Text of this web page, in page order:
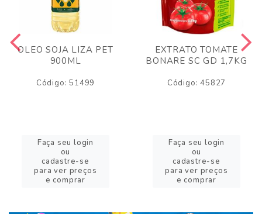
OLEO SOJA LIZA PET
900ML
Código: 51499
Faça seu login
ou
cadastre-se
para ver preços
e comprar
EXTRATO TOMATE
BONARE SC GD 1,7KG
Código: 45827
Faça seu login
ou
cadastre-se
para ver preços
e comprar